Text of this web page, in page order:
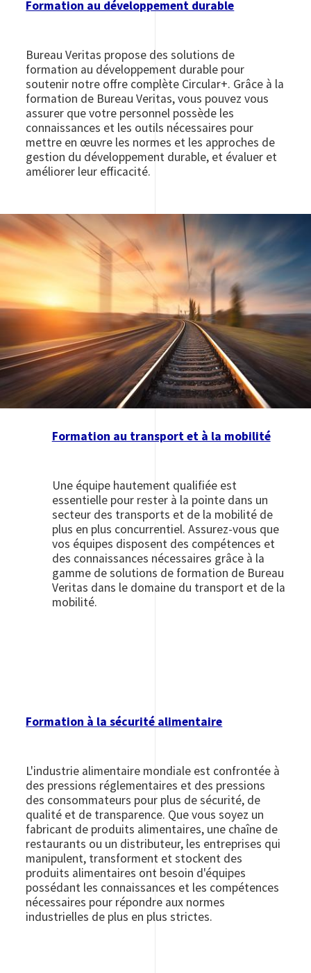
Formation au développement durable
Bureau Veritas propose des solutions de
formation au développement durable pour
soutenir notre offre complète Circular+. Grâce à la
formation de Bureau Veritas, vous pouvez vous
assurer que votre personnel possède les
connaissances et les outils nécessaires pour
mettre en œuvre les normes et les approches de
gestion du développement durable, et évaluer et
améliorer leur efficacité.
Image
Formation au transport et à la mobilité
Une équipe hautement qualifiée est
essentielle pour rester à la pointe dans un
secteur des transports et de la mobilité de
plus en plus concurrentiel. Assurez-vous que
vos équipes disposent des compétences et
des connaissances nécessaires grâce à la
gamme de solutions de formation de Bureau
Veritas dans le domaine du transport et de la
mobilité.
Formation à la sécurité alimentaire
L'industrie alimentaire mondiale est confrontée à
des pressions réglementaires et des pressions
des consommateurs pour plus de sécurité, de
qualité et de transparence. Que vous soyez un
fabricant de produits alimentaires, une chaîne de
restaurants ou un distributeur, les entreprises qui
manipulent, transforment et stockent des
produits alimentaires ont besoin d'équipes
possédant les connaissances et les compétences
nécessaires pour répondre aux normes
industrielles de plus en plus strictes.